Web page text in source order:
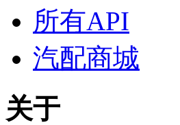
所有API
汽配商城
关于